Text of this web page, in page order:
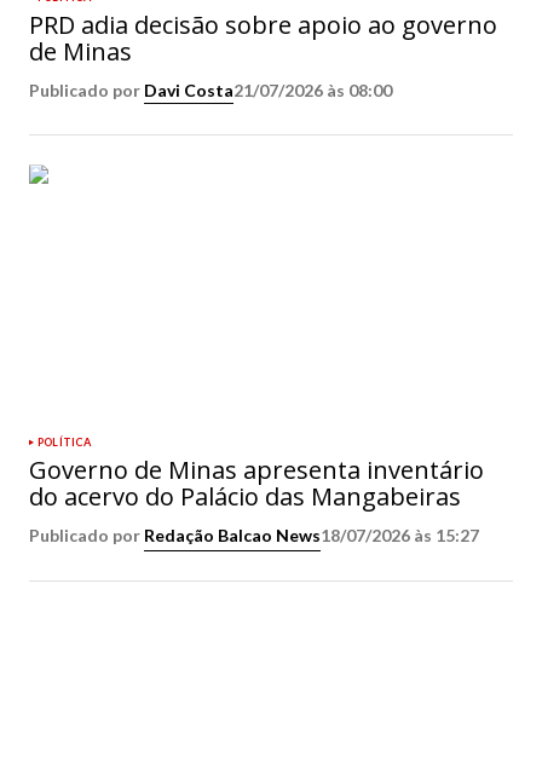
PRD adia decisão sobre apoio ao governo
de Minas
Publicado por Davi Costa21/07/2026 às 08:00
POLÍTICA
Governo de Minas apresenta inventário
do acervo do Palácio das Mangabeiras
Publicado por Redação Balcao News18/07/2026 às 15:27